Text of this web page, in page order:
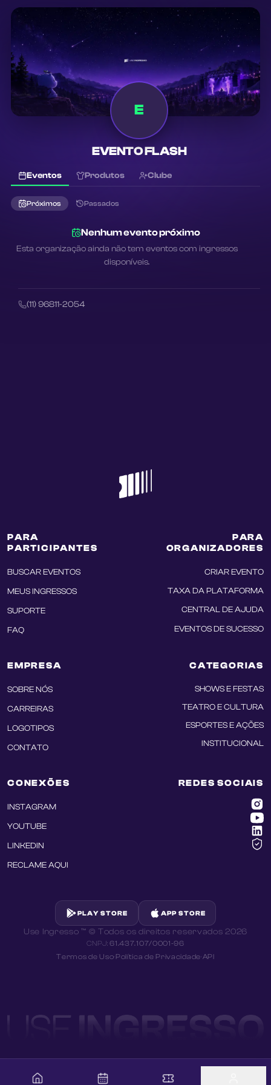
E
EVENTO FLASH
Eventos Produtos Clube
(11) 96811-2054
Próximos Passados
Nenhum evento próximo
Esta organização ainda não tem eventos com ingressos
disponíveis.
PARA
PARTICIPANTES
BUSCAR EVENTOS
MEUS INGRESSOS
SUPORTE
FAQ
PARA
ORGANIZADORES
CRIAR EVENTO
TAXA DA PLATAFORMA
CENTRAL DE AJUDA
EVENTOS DE SUCESSO
EMPRESA
SOBRE NÓS
CARREIRAS
LOGOTIPOS
CONTATO
CATEGORIAS
SHOWS E FESTAS
TEATRO E CULTURA
ESPORTES E AÇÕES
INSTITUCIONAL
CONEXÕES
INSTAGRAM
YOUTUBE
LINKEDIN
RECLAME AQUI
REDES SOCIAIS
PLAY STORE APP STORE
Use Ingresso ™ © Todos os direitos reservados2026
CNPJ:61.437.107/0001-96
Termos de Uso· Política de Privacidade·API